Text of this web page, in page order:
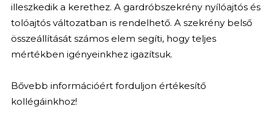
illeszkedik a kerethez. A gardróbszekrény nyílóajtós és
tolóajtós változatban is rendelhető. A szekrény belső
összeállítását számos elem segíti, hogy teljes
mértékben igényeinkhez igazítsuk.
Bővebb információért forduljon értékesítő
kollégáinkhoz!